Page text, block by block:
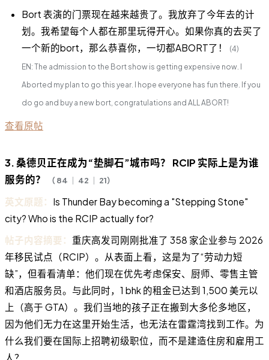
Bort 表演的门票现在越来越贵了。我放弃了今年去的计
划。我希望每个人都在那里玩得开心。如果你真的去买了
一个新的bort，那么恭喜你，一切都ABORT了！
(4)
EN: The admission to the Bort show is getting expensive now. I
Aborted my plan to go this year. I hope everyone has fun there. If you
do go and buy a new bort, congratulations and ALL ABORT!
查看原帖
3. 桑德贝正在成为“垫脚石”城市吗？ RCIP 实际上是为谁
服务的？
（ 84 ｜ 42 ｜ 21）
英文原题： Is Thunder Bay becoming a "Stepping Stone"
city? Who is the RCIP actually for?
帖子内容摘要： 重庆高发司刚刚批准了 358 家企业参与 2026
年移民试点（RCIP）。从表面上看，这是为了“劳动力短
缺”，但看看清单：他们现在优先考虑保安、厨师、零售主管
和酒店服务员。与此同时，1 bhk 的租金已达到 1,500 美元以
上（高于 GTA）。我们当地的孩子正在搬到大多伦多地区，
因为他们无力在这里开始生活，也无法在雷霆湾找到工作。为
什么我们要在国际上招聘初级职位，而不是建造住房和雇用工
人？